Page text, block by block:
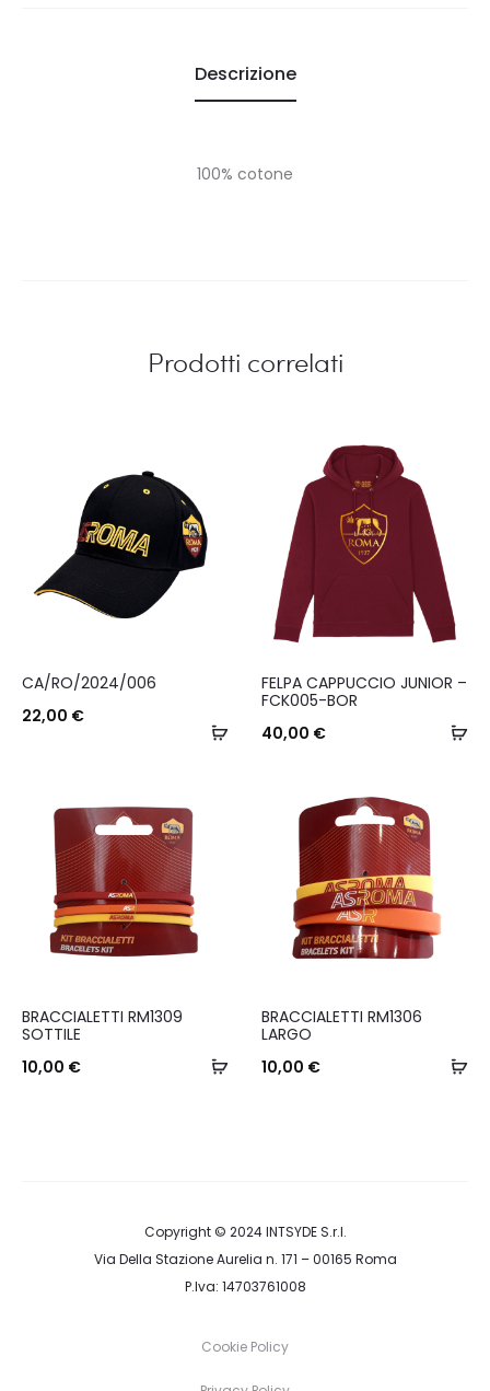
Descrizione
100% cotone
Prodotti correlati
Aggiungi
CA/RO/2024/006
22,00 €
varianti.
Le
opzioni
possono
essere
scelte
pagina
FELPA CAPPUCCIO JUNIOR –
FCK005-BOR
40,00 €
Aggiungi
BRACCIALETTI RM1309
SOTTILE
10,00 €
BRACCIALETTI RM1306
LARGO
10,00 €
Copyright © 2024INTSYDE S.r.l.
Via Della Stazione Aurelia n. 171 – 00165 Roma
P.Iva: 14703761008
Cookie Policy